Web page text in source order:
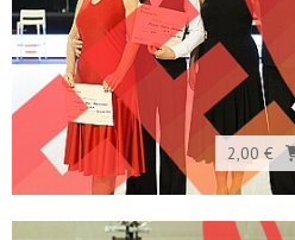
2,00 €